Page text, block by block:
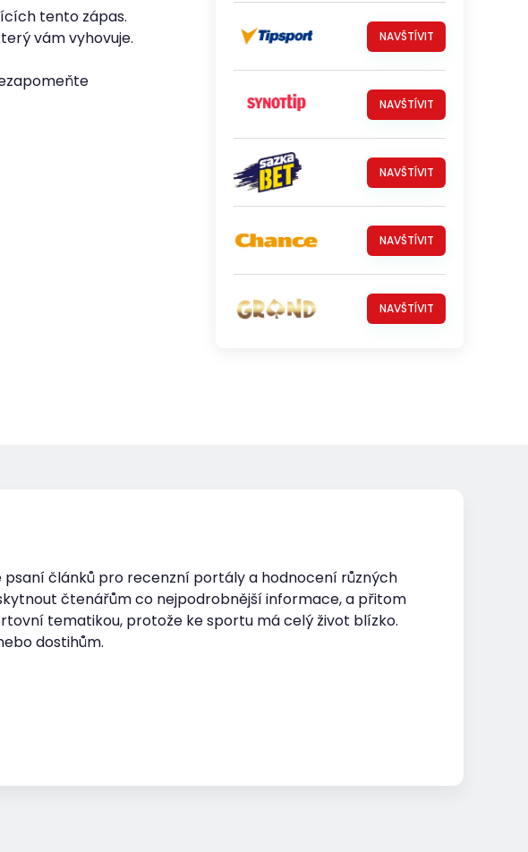
tento zápas.
vám vyhovuje.
NAVŠTÍVIT
NAVŠTÍVIT
NAVŠTÍVIT
NAVŠTÍVIT
NAVŠTÍVIT
psaní článků pro recenzní portály a hodnocení různých
čtenářům co nejpodrobnější informace, a přitom
tematikou, protože ke sportu má celý život blízko.
dostihům.